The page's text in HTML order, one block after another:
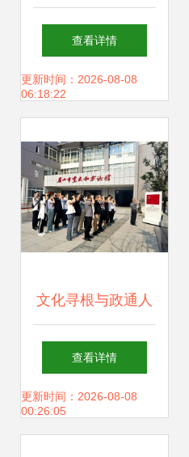
沙坡文化 沙尾活态
展示馆开馆啦
查看详情
更新时间：2026-08-08
06:18:22
文化寻根与政通人
和——记眉山市政
务服务管理局走进
查看详情
更新时间：2026-08-08
00:26:05